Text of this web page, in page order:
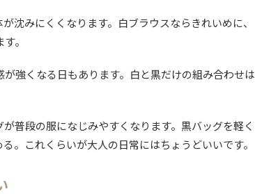
沈みにくくなります。白ブラウスならきれいめに、
。
強くなる日もあります。白と黒だけの組み合わせは
普段の服になじみやすくなります。黒バッグを軽く
。これくらいが大人の日常にはちょうどいいです。